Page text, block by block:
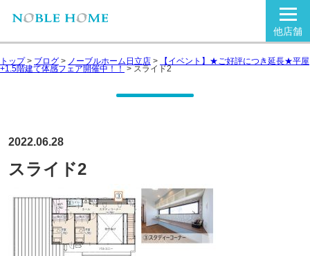
他店舗
トップ> ブログ > ノーブルホーム日立店 > 【イベント】★ご好評につき延長★平屋
+1.5階建て体感フェア開催中！！ > スライド2
2022.06.28
スライド2